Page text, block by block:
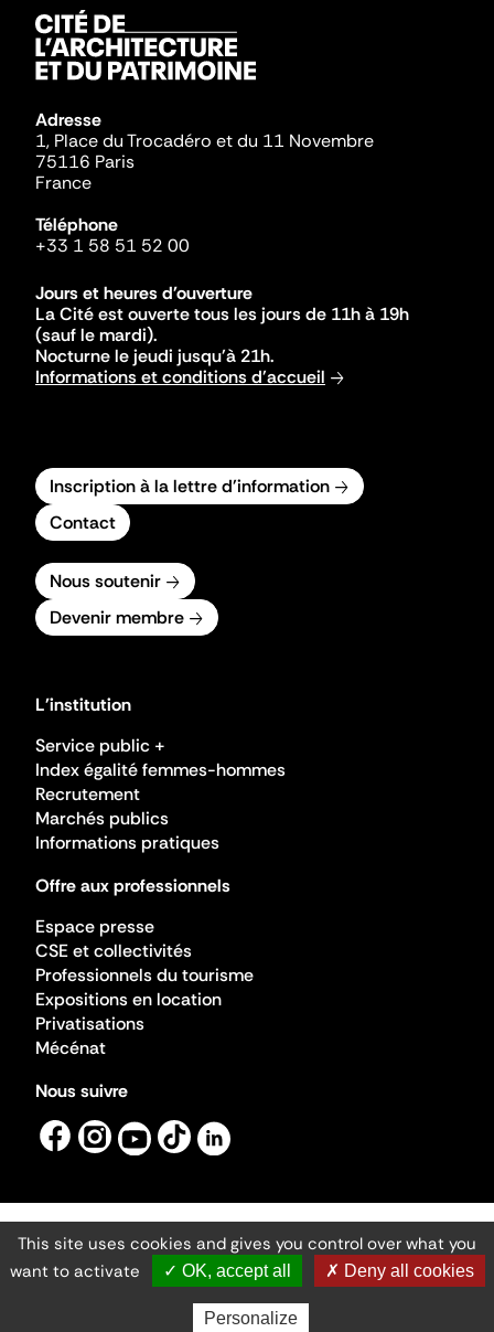
Adresse
1, Place du Trocadéro et du 11 Novembre
75116 Paris
France
Téléphone
+33 1 58 51 52 00
Jours et heures d'ouverture
La Cité est ouverte tous les jours de 11h à 19h
(sauf le mardi).
Nocturne le jeudi jusqu'à 21h.
Informations et conditions d'accueil
Inscription à la lettre d'information
Contact
Nous soutenir
Devenir membre
L'institution
Service public +
Index égalité femmes-hommes
Recrutement
Marchés publics
Informations pratiques
Offre aux professionnels
Espace presse
CSE et collectivités
Professionnels du tourisme
Expositions en location
Privatisations
Mécénat
Nous suivre
Mentions légales
Gestion des cookies
Accessibilité numérique
Ministère de la Culture ©2026
- Cité de l'architecture et du patrimoine
This site uses cookies and gives you control over what you
want to activate
✓ OK, accept all ✗ Deny all cookies
Personalize